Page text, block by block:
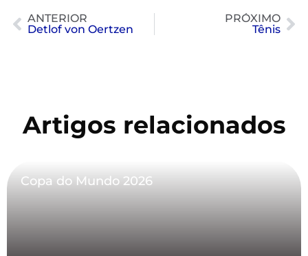
ANTERIOR
Detlof von Oertzen
PRÓXIMO
Tênis
Artigos relacionados
Copa do Mundo 2026